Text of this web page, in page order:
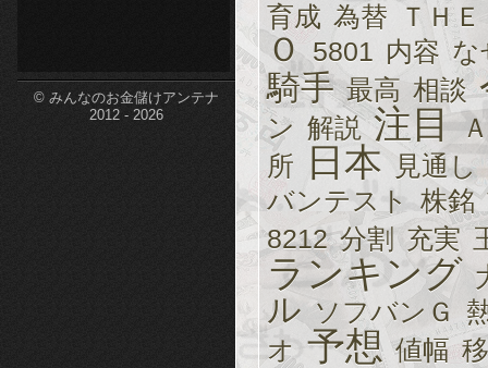
© みんなのお金儲けアンテナ
2012 - 2026
育成 為替 ＴＨＥ
Ｏ 5801 内容 な
騎手 最高 相談
ン 解説 注目
所
日本
見通し
バンテスト
株銘
8212 分割 充実
ランキング
ル ソフバンＧ
オ 予想 値幅